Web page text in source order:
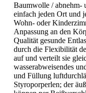
Baumwolle / abnehm-
einfach jeden Ort und
Wohn- oder
Anpassung an den
Qualität gesunde
durch die Flexibilität
auf und verteilt sie
wasserabweisendes
und Füllung
Styroporperlen; der